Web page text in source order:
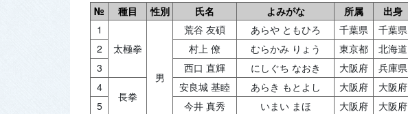
№ 種目 性別 氏名 よみがな 所属 出身
1
太極拳
男
荒谷 友碩 あらや ともひろ 千葉県 千葉県
2
村上 僚 むらかみ りょう 東京都 北海道
3
西口 直輝 にしぐち なおき 大阪府 兵庫県
4
長拳
安良城 基睦 あらき もとよし 大阪府 大阪府
5
今井 真秀 いまい まほ 大阪府 大阪府